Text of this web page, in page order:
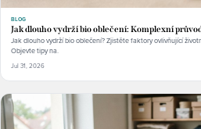
BLOG
Jak dlouho vydrží bio oblečení: Komplexní
Jak dlouho vydrží bio oblečení? Zjistěte faktory ovlivňující
Objevte tipy na.
Jul 31, 2026